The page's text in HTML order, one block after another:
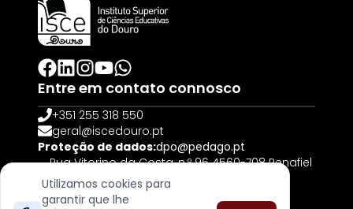
Utilizamos cookies para
garantir que lhe
Entre em contato connosco
+351 255 318 550
geral@iscedouro.pt
Proteção de dados:dpo@pedago.pt
Rua Vitorino da Costa, n.º 96 4560-708 Penafiel
| PORTUGAL